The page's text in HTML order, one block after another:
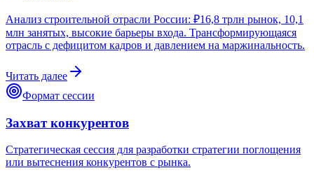
Анализ строительной отрасли России: ₽16,8 трлн рынок, 10,1
млн занятых, высокие барьеры входа. Трансформирующаяся
отрасль с дефицитом кадров и давлением на маржинальность.
Читать далее
Формат сессии
Захват конкурентов
Стратегическая сессия для разработки стратегии поглощения
или вытеснения конкурентов с рынка.